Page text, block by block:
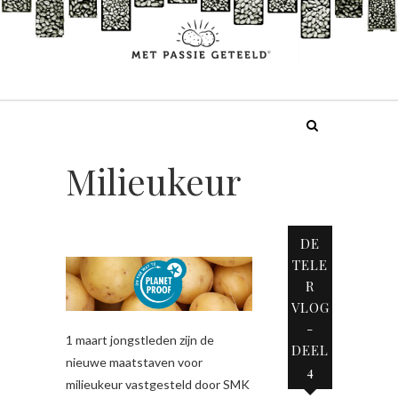
Doorgaan
Milieukeur
1 maart jongstleden zijn de
nieuwe maatstaven voor
milieukeur vastgesteld door SMK
DE
TELE
R
VLOG
-
DEEL
4